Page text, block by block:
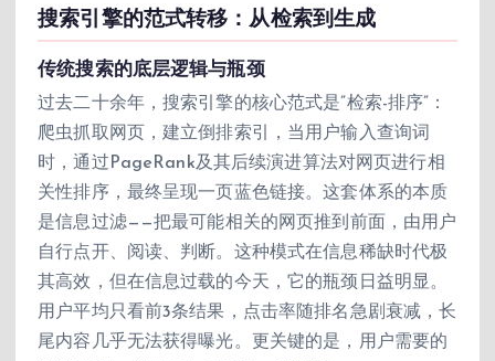
搜索引擎的范式转移：从检索到生成
传统搜索的底层逻辑与瓶颈
过去二十余年，搜索引擎的核心范式是”检索-排序”：
爬虫抓取网页，建立倒排索引，当用户输入查询词
时，通过PageRank及其后续演进算法对网页进行相
关性排序，最终呈现一页蓝色链接。这套体系的本质
是信息过滤——把最可能相关的网页推到前面，由用户
自行点开、阅读、判断。这种模式在信息稀缺时代极
其高效，但在信息过载的今天，它的瓶颈日益明显。
用户平均只看前3条结果，点击率随排名急剧衰减，长
尾内容几乎无法获得曝光。更关键的是，用户需要的